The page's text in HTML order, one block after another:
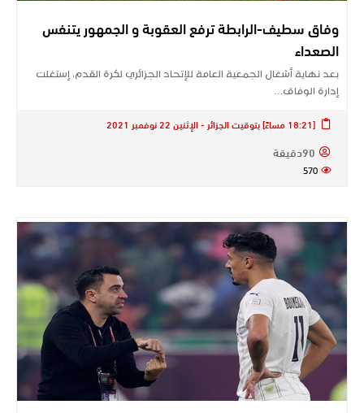
وفاق سطيف-الرابطة ترفع العقوبة و الجمهور يتنفس
الصعداء
بعد نهاية أشغال الجمعية العامة للإتحاد الجزائري لكرة القدم، إستغلت
إدارة الوفاق…
[18:21 مساءً] بتوقيت الجزائر - الإثنين 22 نوفمبر 2021
90دقيقة
570